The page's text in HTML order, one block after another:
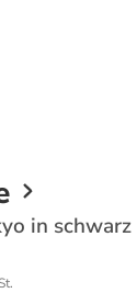
in schwarz